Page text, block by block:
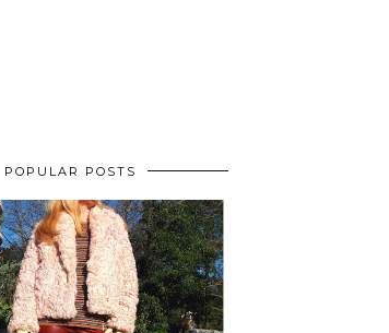
POPULAR POSTS